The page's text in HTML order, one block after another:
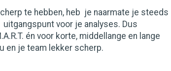
te hebben, heb je naarmate je steeds
voor je analyses. Dus
én voor korte, middellange en lange
en je team lekker scherp.